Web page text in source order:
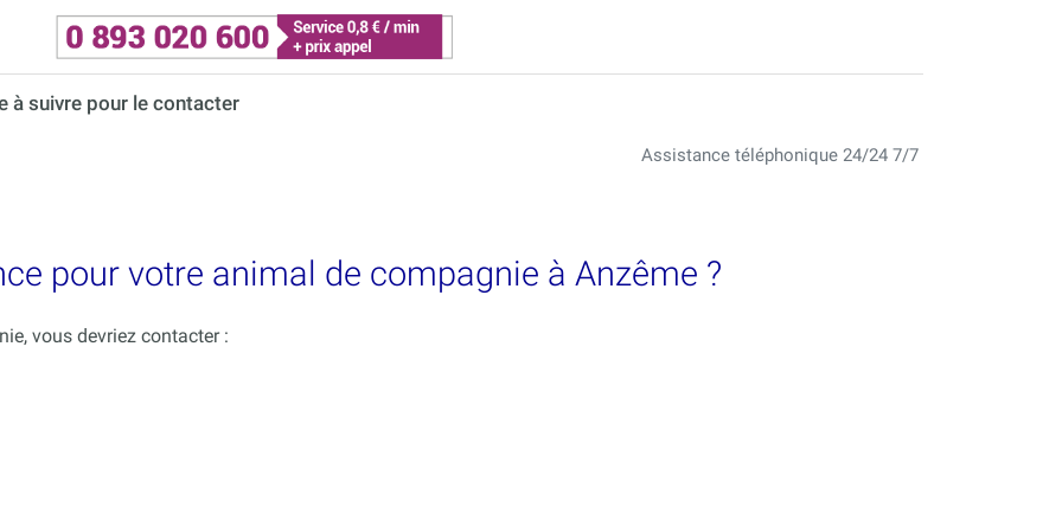
à suivre pour le contacter
Assistance téléphonique 24/24 7/7
pour votre animal de compagnie à Anzême ?
vous devriez contacter :